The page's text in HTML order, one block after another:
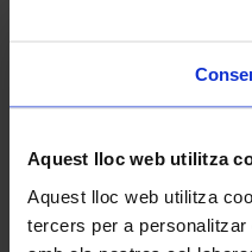
Aquest lloc web utilitza
Aquest lloc web utilitza
tercers per a